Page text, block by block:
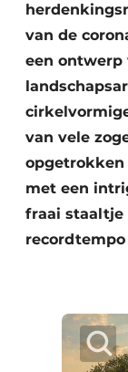
Contact
Dak & Gevel
Houtbouw
Keukens
Software
van de
een ontwerp
van vele
met een
fraai staaltje